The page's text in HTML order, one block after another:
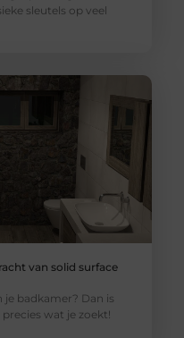
sleutels op veel
van solid surface
je badkamer? Dan is
wat je zoekt!